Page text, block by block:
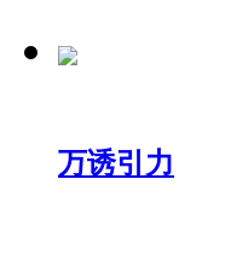
万诱引力